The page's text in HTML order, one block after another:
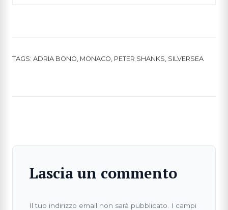
TAGS: ADRIA BONO MONACO PETER SHANKS SILVERSEA
Lascia un commento
Il tuo indirizzo email non sarà pubblicato.
I campi